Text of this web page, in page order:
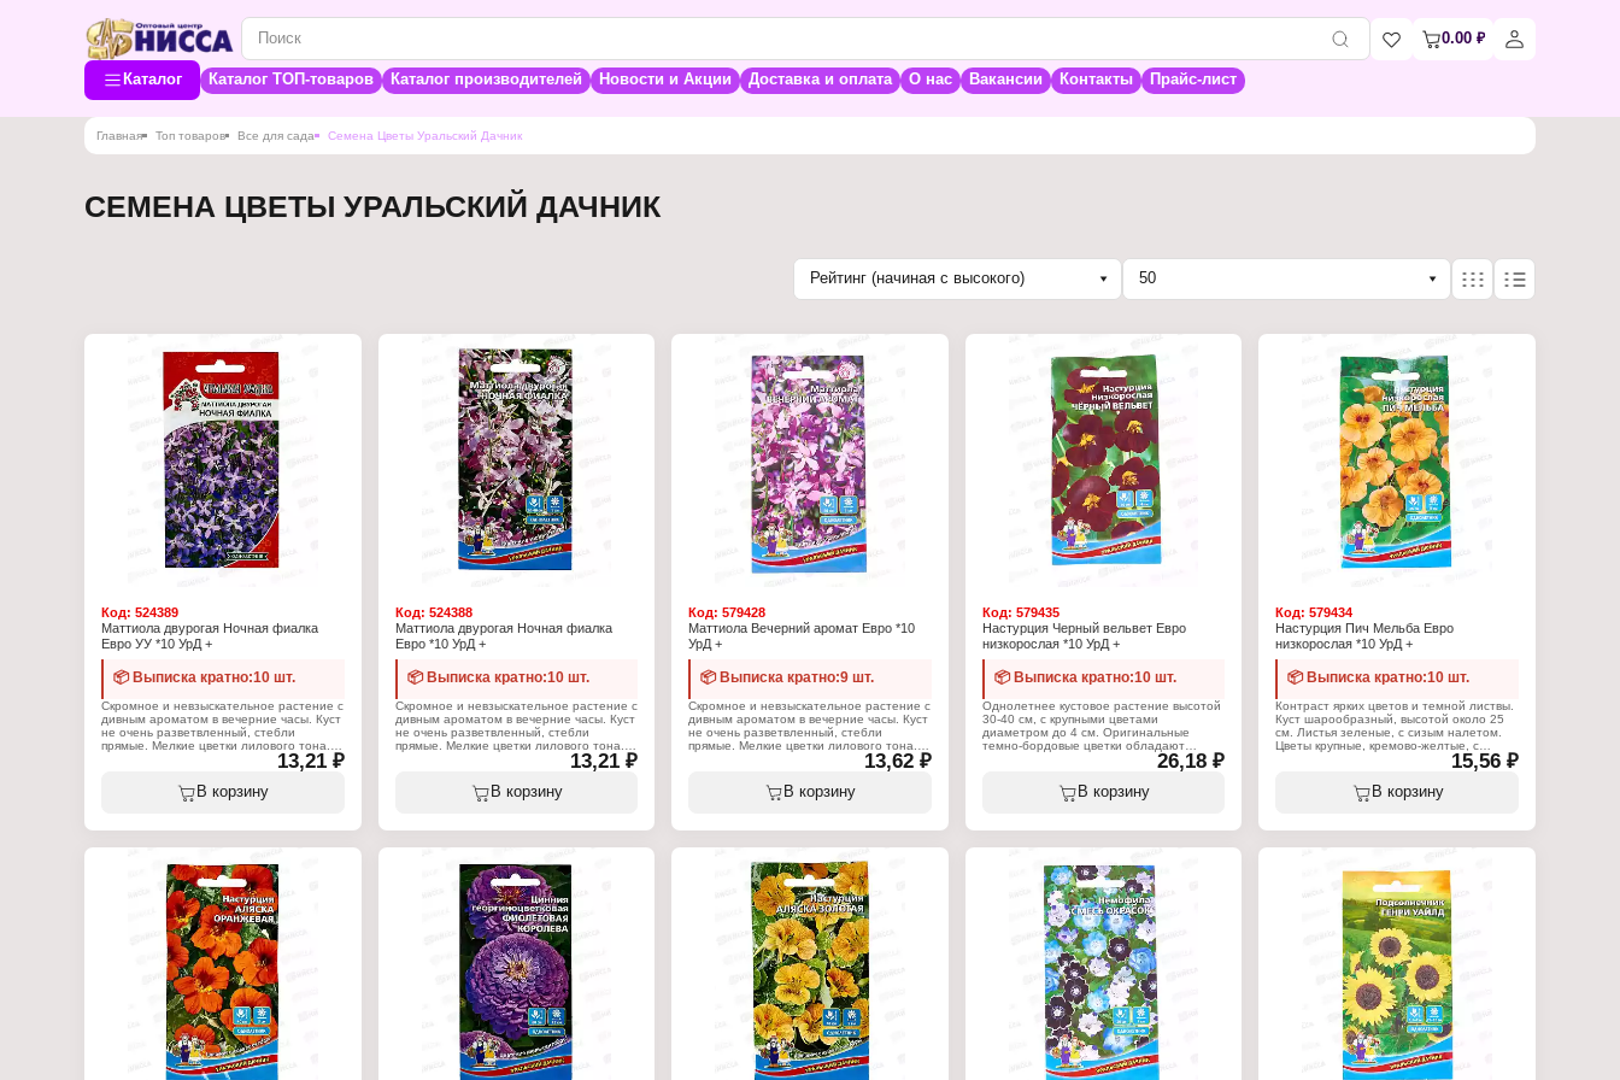
0.00 ₽
Каталог Каталог ТОП-товаров Каталог производителей Новости и Акции Доставка и оплата О нас Вакансии Контакты Прайс-лист
Главная Топ товаров Все для сада Семена Цветы Уральский Дачник
СЕМЕНА ЦВЕТЫ УРАЛЬСКИЙ ДАЧНИК
Рейтинг (начиная с высокого) 50
Код: 524389
Маттиола двурогая Ночная фиалка
Евро УУ *10 УрД +
📦 Выписка кратно:10 шт.
Скромное и невзыскательное растение с
дивным ароматом в вечерние часы. Куст
не очень разветвленный, стебли
прямые. Мелкие цветки лилового тона.
холодостойкое. Легко размножается
посевом семян весной и осенью.
Вид: Маттиола
Вариация: Двурогая
Сорт: "Ночная фиалка"
Жизненный цикл: однолетник
Упаковка: пакет Евро
13,21 ₽
В корзину
Код: 524388
Маттиола двурогая Ночная фиалка
Евро *10 УрД +
📦 Выписка кратно:10 шт.
Скромное и невзыскательное растение с
дивным ароматом в вечерние часы. Куст
не очень разветвленный, стебли
прямые. Мелкие цветки лилового тона.
холодостойкое. Легко размножается
посевом семян весной и осенью.
Вид: Маттиола
Вариация: Двурогая
Сорт: "Ночная фиалка"
Особенность: ароматная
Жизненный цикл: однолетник
Упаковка: пакет Евро
13,21 ₽
В корзину
Код:579428
Маттиола Вечерний аромат Евро *10
УрД +
📦 Выписка кратно:9 шт.
Скромное и невзыскательное растение с
дивным ароматом в вечерние часы. Куст
не очень разветвленный, стебли
прямые. Мелкие цветки лилового тона.
холодостойкое. Легко размножается
посевом семян весной и осенью.
Вид: Маттиола
Вариация: Двурогая
Сорт: "Вечерний аромат"
Упаковка: пакет Евро
Вес: 0,25 г
13,62 ₽
В корзину
Код: 579435
Настурция Черный вельвет Евро
низкорослая *10 УрД +
📦 Выписка кратно:10 шт.
Однолетнее кустовое растение высотой
30-40 см, с крупными цветами
диаметром до 4 см. Оригинальные
темно-бордовые цветки обладают
приятным ароматом, лепестки
гофрированные. Кустовые сорта
настурции широко применяют для
оформления цветников, рабаток, для
в лунки по 3 семечки, выдерживая
расстояние между лунками 25-30 см, но
для более раннего цветения можно
выращивать через рассаду. Высевают в
середине апреля в горшочки по 3
семечки на глубину 2 см. При
температуре почвы +20 C всходы
появляются на 14-20 день. Посадку в
грунт осуществляют в начале июня
только с земляным комом. Для
продолжительного и обильного
цветения растениям необходим
своевременный полив, регулярная
прополка, рыхление и подкормка
минеральными удобрениями. Внимание!
При внесении свежих органических
удобрений, избытке азота и влаги
растение развивает мощную зеленую
26,18 ₽
В корзину
Код:579434
Настурция Пич Мельба Евро
низкорослая *10 УрД +
📦 Выписка кратно:10 шт.
Контраст ярких цветов и темной листвы.
Куст шарообразный, высотой около 25
см. Листья зеленые, с сизым налетом.
Цветы крупные, кремово-желтые, с
расположены поверх листьев. Цветет
обильно с июля по октябрь. Используют
для бордюров, рабаток, укрытия
расстояние между лунками 25-30 см, но
выращивать через рассаду. Высевают в
середине апреля в горшочки по 3
семечки на глубину 2 см. При
температуре почвы +20 C всходы
появляются на 14-20 день. Посадку в
грунт осуществляют в начале июня
только с земляным комом. Для
продолжительного и обильного
цветения растениям необходим
своевременный полив, регулярная
прополка, рыхление и подкормка
минеральными удобрениями.
Характеристики:
Торговая марка: Уральский Дачник
Тип товара: Семена
15,56 ₽
В корзину